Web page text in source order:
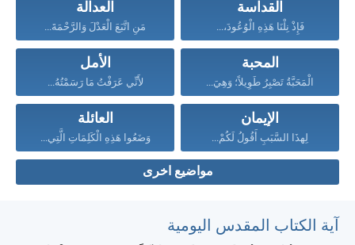
القداسة
فَإِذْ نِلْنَا هَذِهِ الْوُعُودَ،...
العدالة
مَنِ اتَّبَعَ الْعَدْلَ وَالرَّحْمَةَ...
المحبة
الْمَحَبَّةُ تَصْبِرُ طَوِيلاً؛ وَهِيَ...
الأمل
لأَنِّي عَرَفْتُ مَا رَسَمْتُهُ...
الإيمان
لِهذَا السَّبَبِ أَقُولُ لَكُمْ...
العائلة
وَضَعُوا هَذِهِ الْكَلِمَاتِ الَّتِي...
مواضيع اخرى
آية الكتاب المقدس اليومية